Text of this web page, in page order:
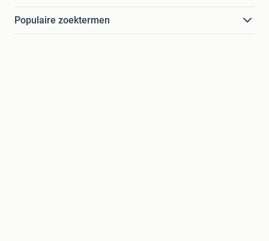
Populaire zoektermen